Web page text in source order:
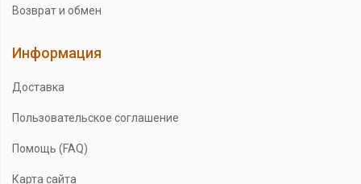
Возврат и обмен
Информация
Доставка
Пользовательское соглашение
Помощь (FAQ)
Карта сайта